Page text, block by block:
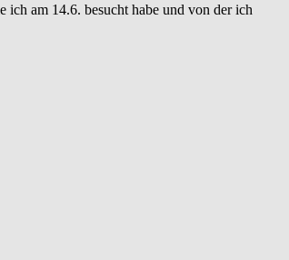
am 14.6. besucht habe und von der ich